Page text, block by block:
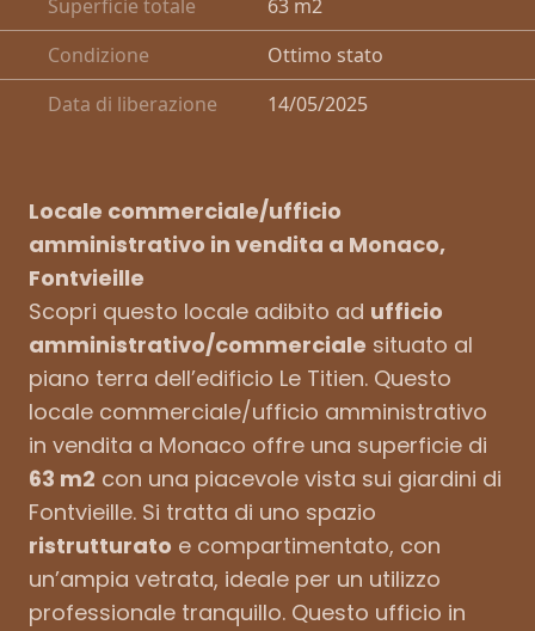
Superficie totale
63 m2
Condizione
Ottimo stato
Data di liberazione
14/05/2025
Locale commerciale/ufficio
amministrativo in vendita a Monaco,
Fontvieille
Scopri questo locale adibito ad ufficio
amministrativo/commerciale situato al
piano terra dell’edificio Le Titien. Questo
locale commerciale/ufficio amministrativo
in vendita a Monaco offre una superficie di
63 m2 con una piacevole vista sui giardini di
Fontvieille. Si tratta di uno spazio
ristrutturato e compartimentato, con
un’ampia vetrata, ideale per un utilizzo
professionale tranquillo. Questo ufficio in